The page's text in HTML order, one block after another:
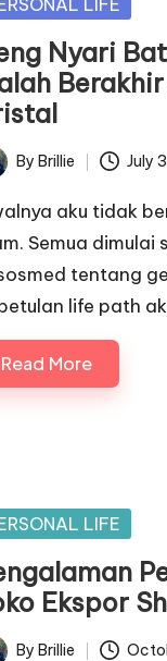
Nyari
By Brillie July
aku tidak
Semua
tentang
life path
Read More
LIFE
Ekspor
By Brillie